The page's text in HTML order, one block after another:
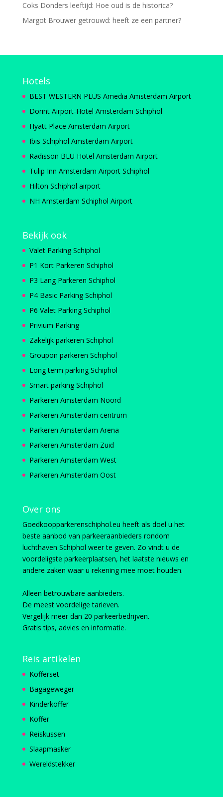
Coks Donders leeftijd: Hoe oud is de historica?
Margot Brouwer getrouwd: heeft ze een partner?
Hotels
BEST WESTERN PLUS Amedia Amsterdam Airport
Dorint Airport-Hotel Amsterdam Schiphol
Hyatt Place Amsterdam Airport
Ibis Schiphol Amsterdam Airport
Radisson BLU Hotel Amsterdam Airport
Tulip Inn Amsterdam Airport Schiphol
Hilton Schiphol airport
NH Amsterdam Schiphol Airport
Bekijk ook
Valet Parking Schiphol
P1 Kort Parkeren Schiphol
P3 Lang Parkeren Schiphol
P4 Basic Parking Schiphol
P6 Valet Parking Schiphol
Privium Parking
Zakelijk parkeren Schiphol
Groupon parkeren Schiphol
Long term parking Schiphol
Smart parking Schiphol
Parkeren Amsterdam Noord
Parkeren Amsterdam centrum
Parkeren Amsterdam Arena
Parkeren Amsterdam Zuid
Parkeren Amsterdam West
Parkeren Amsterdam Oost
Over ons
Goedkoopparkerenschiphol.eu heeft als doel u het
beste aanbod van parkeeraanbieders rondom
luchthaven Schiphol weer te geven. Zo vindt u de
voordeligste parkeerplaatsen, het laatste nieuws en
andere zaken waar u rekening mee moet houden.
Alleen betrouwbare aanbieders.
De meest voordelige tarieven.
Vergelijk meer dan 20 parkeerbedrijven.
Gratis tips, advies en informatie.
Reis artikelen
Kofferset
Bagageweger
Kinderkoffer
Koffer
Reiskussen
Slaapmasker
Wereldstekker